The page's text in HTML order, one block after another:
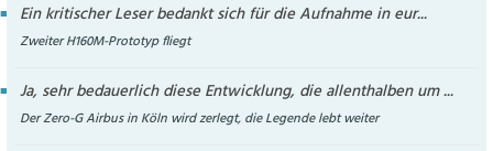
Ein kritischer Leser bedankt sich für die Aufnahme in eur...
Zweiter H160M-Prototyp fliegt
Ja, sehr bedauerlich diese Entwicklung, die allenthalben um ...
Der Zero-G Airbus in Köln wird zerlegt, die Legende lebt weiter